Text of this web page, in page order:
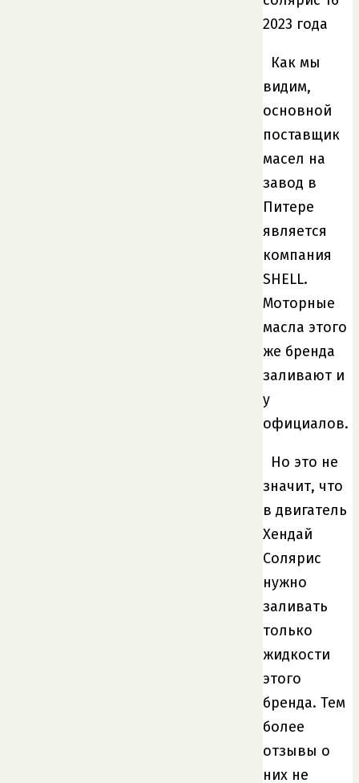
Как мы
видим,
основной
поставщик
масел на
завод в
Питере
является
компания
SHELL.
Моторные
масла этого
же бренда
заливают и
у
официалов.
Но это не
значит, что
в двигатель
Хендай
Солярис
нужно
заливать
только
жидкости
этого
бренда. Тем
более
отзывы о
них не